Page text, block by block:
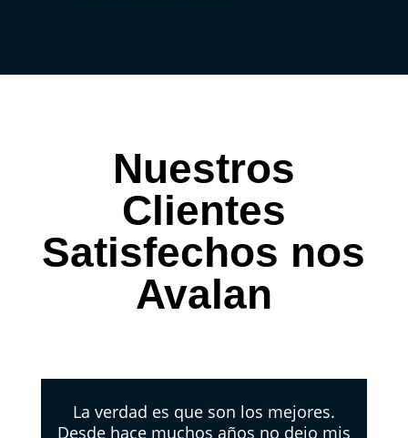
Nuestros
Clientes
Satisfechos nos
Avalan
La verdad es que son los mejores.
Desde hace muchos años no dejo mis